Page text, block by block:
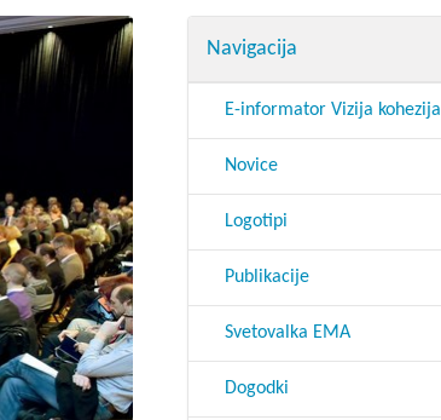
Kohezija do 2013 Navigacija
E-informator Vizija kohezija
Novice
Logotipi
Publikacije
Svetovalka EMA
Dogodki